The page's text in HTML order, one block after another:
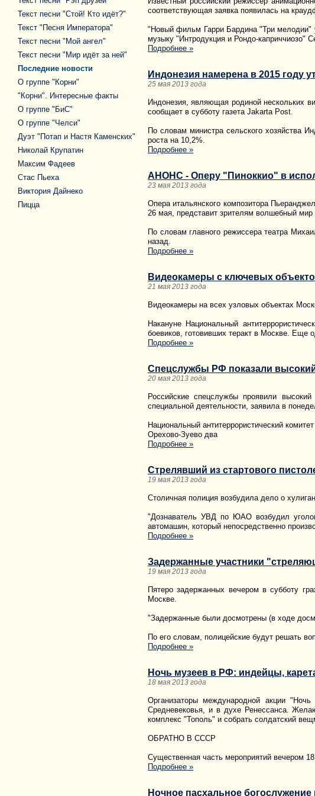
соответствующая заявка появилась на
"Новый фильм Гарри Бардина "Три мелодии"
музыку "Интродукция и Рондо-каприччиозо"
Подробнее »
Индонезия намерена в 2015 году
25 мая 2013 года
Индонезия, являющая родиной нескольких
сообщает в субботу газета Jakarta Post.
По словам министра сельского хозяйства
роста на 10,2%.
Подробнее »
АНОНС - Оперу "Пиноккио" в
23 мая 2013 года
Опера итальянского композитора
26 мая, представит зрителям волшебный
По словам главного режиссера театра
назад.
Подробнее »
Видеокамеры с ключевых
21 мая 2013 года
Видеокамеры на всех узловых объектах
Накануне Национальный
боевиков, готовивших теракт в Москве. Еще
Подробнее »
Спецслужбы РФ показали
20 мая 2013 года
Российские спецслужбы проявили
специальной деятельности, заявила в
Национальный антитеррористический
Орехово-Зуево два
Подробнее »
Стрелявший из стартового
19 мая 2013 года
Столичная полиция возбудила дело о
"Дознаватель УВД по ЮАО возбудил
автомашин, который непосредственно
Подробнее »
Задержанные участники
19 мая 2013 года
Пятеро задержанных вечером в субботу
Москве.
"Задержанные были досмотрены (в ходе
По его словам, полицейские будут решать
Подробнее »
Ночь музеев в РФ: индейцы,
18 мая 2013 года
Организаторы международной акции
Средневековья, и в духе Ренессанса.
комплекс "Тополь" и собрать солдатский
ОБРАТНО В СССР
Существенная часть мероприятий вечером
Подробнее »
Ночное пасхальное
Текст песни "Стой! Кто идёт?"
Текст "Песня Императора"
Текст песни "Мой ангел"
Текст песни "Мир идёт за ней"
Последние новости
О группе "Корни"
"Корни". Интересные факты
О группе "БиС"
О группе "Челси"
Дуэт "Потап и Настя Каменских"
Николай Крупатин
Максим Фадеев
Стас Пьеха
Виктория Дайнеко
Пицца